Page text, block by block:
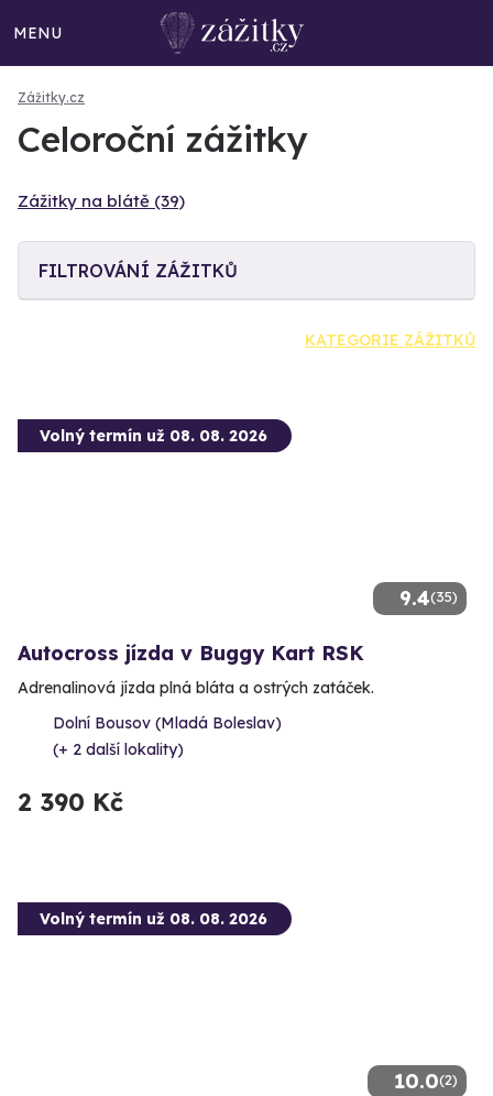
MENU
Zážitky.cz
Celoroční zážitky
Zážitky na blátě (39)
FILTROVÁNÍ ZÁŽITKŮ
KATEGORIE ZÁŽITKŮ
9.4(35)
Volný termín už 08. 08. 2026
Autocross jízda v Buggy Kart RSK
Adrenalinová jízda plná bláta a ostrých zatáček.
Dolní Bousov (Mladá Boleslav)
(+ 2 další lokality)
2 390 Kč
10.0(2)
Volný termín už 08. 08. 2026